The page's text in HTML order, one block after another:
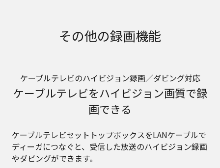
その他の録画機能
ケーブルテレビのハイビジョン録画／ダビング対応
ケーブルテレビをハイビジョン画質で録
画できる
ケーブルテレビセットトップボックスをLANケーブルで
ディーガにつなぐと、受信した放送のハイビジョン録画
やダビングができます。